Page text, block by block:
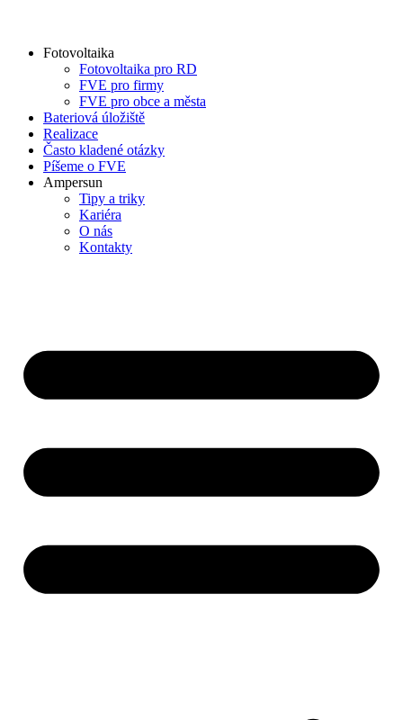
Fotovoltaika
Fotovoltaika pro RD
FVE pro firmy
FVE pro obce a města
Bateriová úložiště
Realizace
Často kladené otázky
Píšeme o FVE
Ampersun
Tipy a triky
Kariéra
O nás
Kontakty